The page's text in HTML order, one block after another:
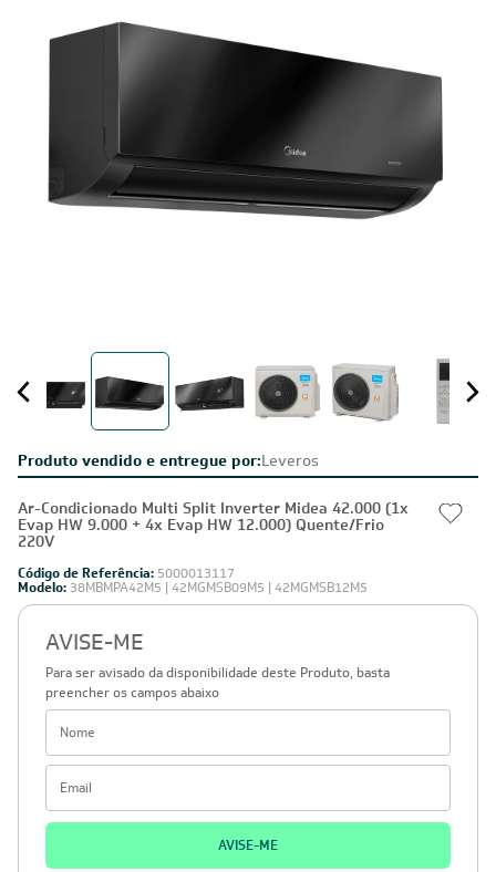
Produto vendido e entregue por:Leveros
Ar-Condicionado Multi Split Inverter Midea 42.000 (1x
Evap HW 9.000 + 4x Evap HW 12.000) Quente/Frio
220V
Código de Referência: 5000013117
Modelo: 38MBMPA42M5 | 42MGMSB09M5 | 42MGMSB12M5
AVISE-ME
Para ser avisado da disponibilidade deste Produto, basta
preencher os campos abaixo
AVISE-ME